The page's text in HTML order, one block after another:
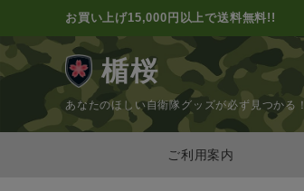
お買い上げ15,000円以上で送料無料!!
楯桜
あなたのほしい自衛隊グッズが必ず見つかる！
ご利用案内